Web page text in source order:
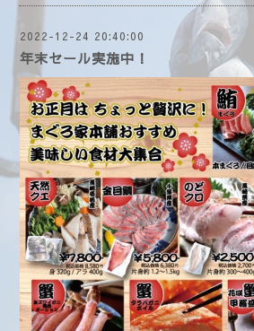
2022-12-24 20:40:00
年末セール実施中！